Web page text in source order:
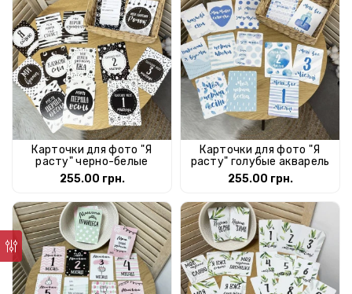
Карточки для фото "Я
расту" черно-белые
255.00 грн.
Карточки для фото "Я
расту" голубые акварель
255.00 грн.